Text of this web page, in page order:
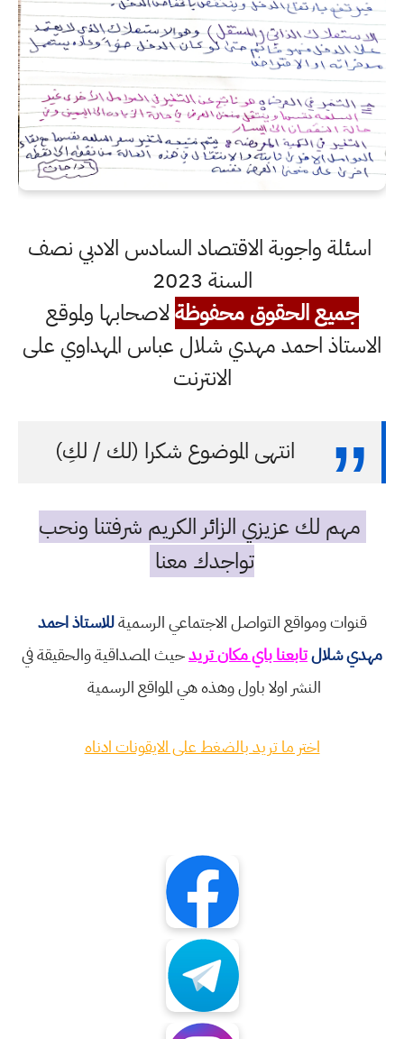
اسئلة واجوبة الاقتصاد السادس الادبي نصف
السنة 2023
جميع الحقوق محفوظةلاصحابها ولموقع
الاستاذ احمد مهدي شلال عباس المهداوي على
الانترنت
انتهى الموضوع شكرا (لك / لكِ)
مهم لك عزيزي الزائر الكريم شرفتنا ونحب
تواجدك معنا
قنوات ومواقع التواصل الاجتماعي الرسميةللاستاذ احمد
مهدي شلالتابعنا باي مكان تريدحيث المصداقية والحقيقة في
النشر اولا باول وهذه هي المواقع الرسمية
اختر ما تريد بالضغط على الايقونات ادناه